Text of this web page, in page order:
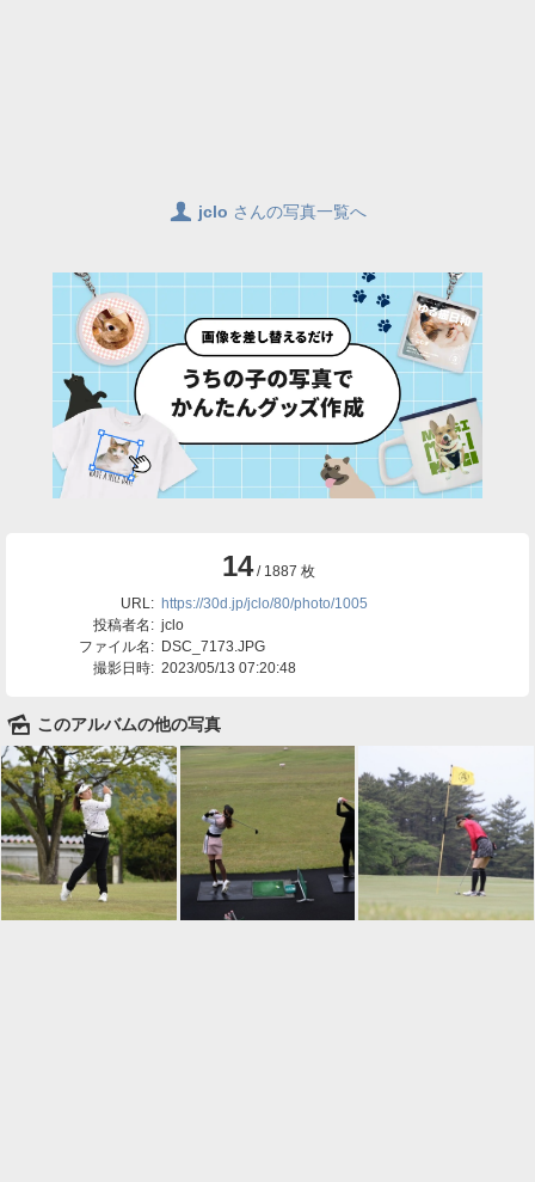
👤 jclo さんの写真一覧へ
14/ 1887 枚
URL: https://30d.jp/jclo/80/photo/1005
投稿者名: jclo
ファイル名: DSC_7173.JPG
撮影日時: 2023/05/13 07:20:48
🌄 このアルバムの他の写真